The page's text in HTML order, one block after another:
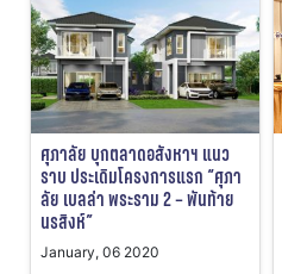
ศุภาลัย บุกตลาดอสังหาฯ แนว
ราบ ประเดิมโครงการแรก “ศุภา
ลัย เบลล่า พระราม 2 – พันท้าย
นรสิงห์”
January, 06 2020